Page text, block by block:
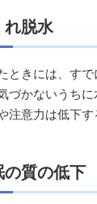
れ脱水
ときには、す
づかないうち
注意力は低下
の質の低下